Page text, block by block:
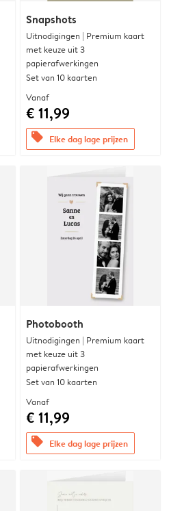
Snapshots
Uitnodigingen | Premium kaart
met keuze uit 3
papierafwerkingen
Set van 10 kaarten
Vanaf
€ 11,99
offers Elke dag lage prijzen
Photobooth
Uitnodigingen | Premium kaart
met keuze uit 3
papierafwerkingen
Set van 10 kaarten
Vanaf
€ 11,99
offers Elke dag lage prijzen